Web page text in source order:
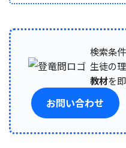
検索条
生徒の
教材を
お問い合わせ